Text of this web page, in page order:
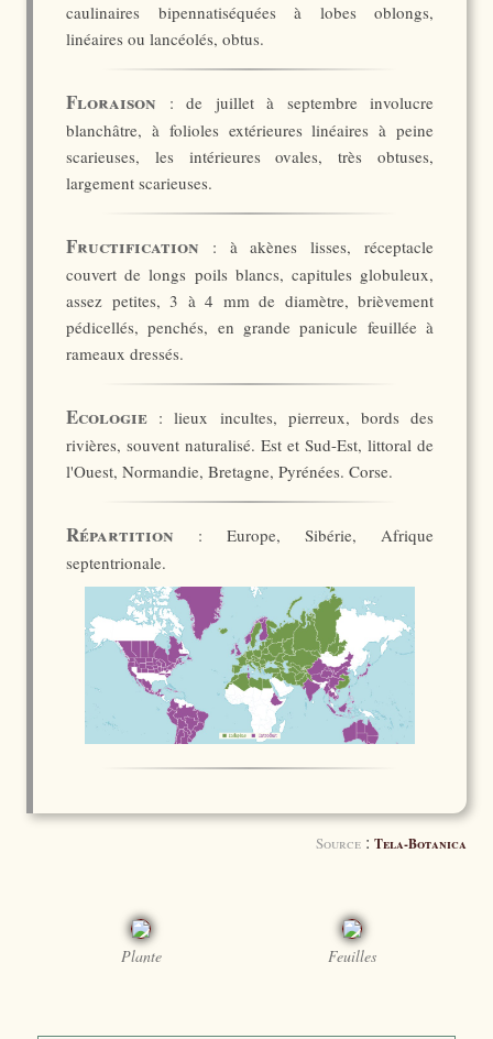
caulinaires bipennatiséquées à lobes oblongs,
linéaires ou lancéolés, obtus.
Floraison : de juillet à septembre involucre
blanchâtre, à folioles extérieures linéaires à peine
scarieuses, les intérieures ovales, très obtuses,
largement scarieuses.
Fructification : à akènes lisses, réceptacle
couvert de longs poils blancs, capitules globuleux,
assez petites, 3 à 4 mm de diamètre, brièvement
pédicellés, penchés, en grande panicule feuillée à
rameaux dressés.
Ecologie : lieux incultes, pierreux, bords des
rivières, souvent naturalisé. Est et Sud-Est, littoral de
l'Ouest, Normandie, Bretagne, Pyrénées. Corse.
Répartition : Europe, Sibérie, Afrique
septentrionale.
Source : Tela-Botanica
Plante Feuilles